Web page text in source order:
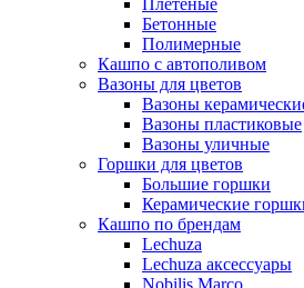
Бетонные
Полимерные
Кашпо с автополивом
Вазоны для цветов
Вазоны
Вазоны пластиковые
Вазоны уличные
Горшки для цветов
Большие горшки
Керамические
Кашпо по брендам
Lechuza
Lechuza аксессуары
Nobilis Marco